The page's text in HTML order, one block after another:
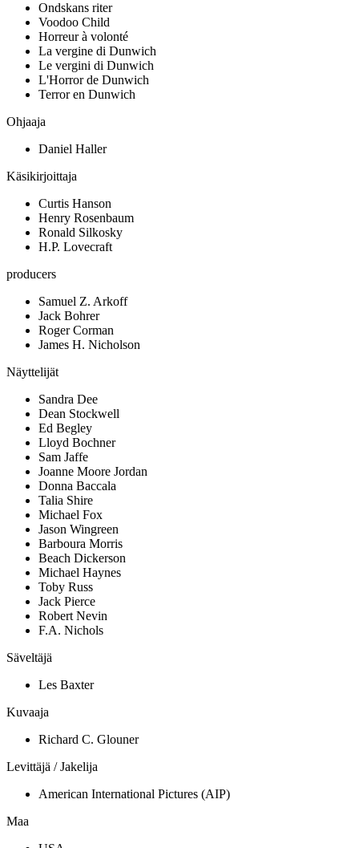
Ondskans riter
Voodoo Child
Horreur à volonté
La vergine di Dunwich
Le vergini di Dunwich
L'Horror de Dunwich
Terror en Dunwich
Ohjaaja
Daniel Haller
Käsikirjoittaja
Curtis Hanson
Henry Rosenbaum
Ronald Silkosky
H.P. Lovecraft
producers
Samuel Z. Arkoff
Jack Bohrer
Roger Corman
James H. Nicholson
Näyttelijät
Sandra Dee
Dean Stockwell
Ed Begley
Lloyd Bochner
Sam Jaffe
Joanne Moore Jordan
Donna Baccala
Talia Shire
Michael Fox
Jason Wingreen
Barboura Morris
Beach Dickerson
Michael Haynes
Toby Russ
Jack Pierce
Robert Nevin
F.A. Nichols
Säveltäjä
Les Baxter
Kuvaaja
Richard C. Glouner
Levittäjä / Jakelija
American International Pictures (AIP)
Maa